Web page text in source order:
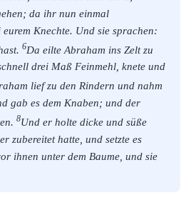
da ihr nun einmal
Knechte. Und sie sprachen:
6Da eilte Abraham ins Zelt zu
drei Maß Feinmehl, knete und
lief zu den Rindern und nahm
gab es dem Knaben; und der
8Und er holte dicke und süße
zubereitet hatte, und setzte es
ihnen unter dem Baume, und sie